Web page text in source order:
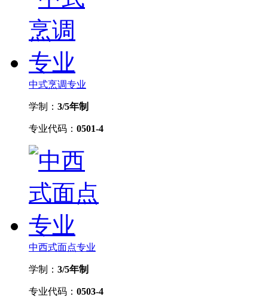
中式烹调专业
学制： 3/5年制
专业代码： 0501-4
中西式面点专业
学制： 3/5年制
专业代码： 0503-4